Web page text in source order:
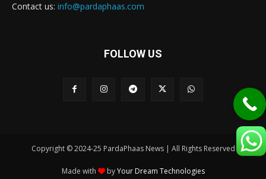
Contact us: info@pardaphaas.com
FOLLOW US
Copyright © 2024-25 PardaPhaas News | All Rights Reserved
Made with byYour Dream Technologies